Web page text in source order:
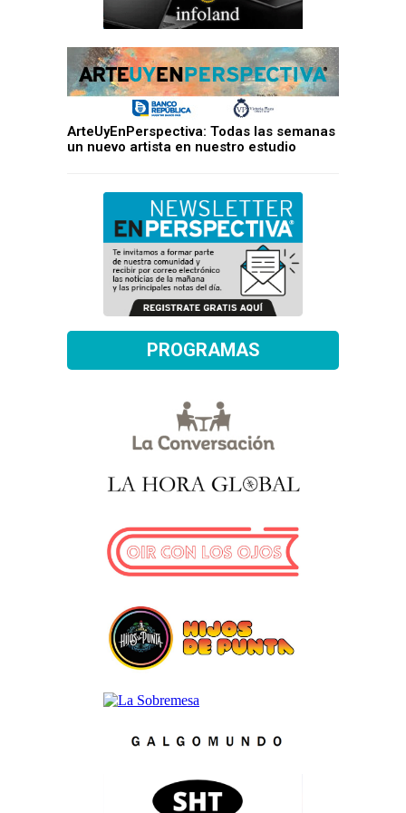
ArteUyEnPerspectiva: Todas las semanas
un nuevo artista en nuestro estudio
PROGRAMAS